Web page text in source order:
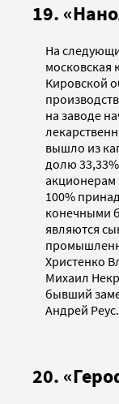
19.
На
московская
Кировской
на заводе
вышло из
долю
акционерам
100%
конечными
являются
Христенко
Михаил
бывший
Андрей Реус.
20.